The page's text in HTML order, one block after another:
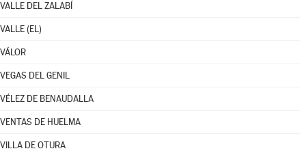
VALLE DEL ZALABÍ
VALLE (EL)
VÁLOR
VEGAS DEL GENIL
VÉLEZ DE BENAUDALLA
VENTAS DE HUELMA
VILLA DE OTURA